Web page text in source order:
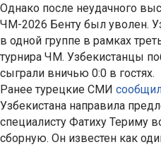
Однако после неудачного
ЧМ-2026 Бенту был уволен.
в одной группе в рамках
турнира ЧМ. Узбекистанцы
сыграли вничью 0:0 в гостях.
Ранее турецкие СМИ
Узбекистана направила
специалисту Фатиху Териму
сборную. Он известен как